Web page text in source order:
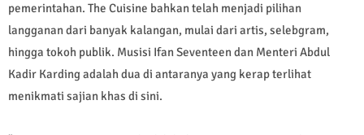
pemerintahan. The Cuisine bahkan telah menjadi pilihan
langganan dari banyak kalangan, mulai dari artis, selebgram,
hingga tokoh publik. Musisi Ifan Seventeen dan Menteri Abdul
Kadir Karding adalah dua di antaranya yang kerap terlihat
menikmati sajian khas di sini.